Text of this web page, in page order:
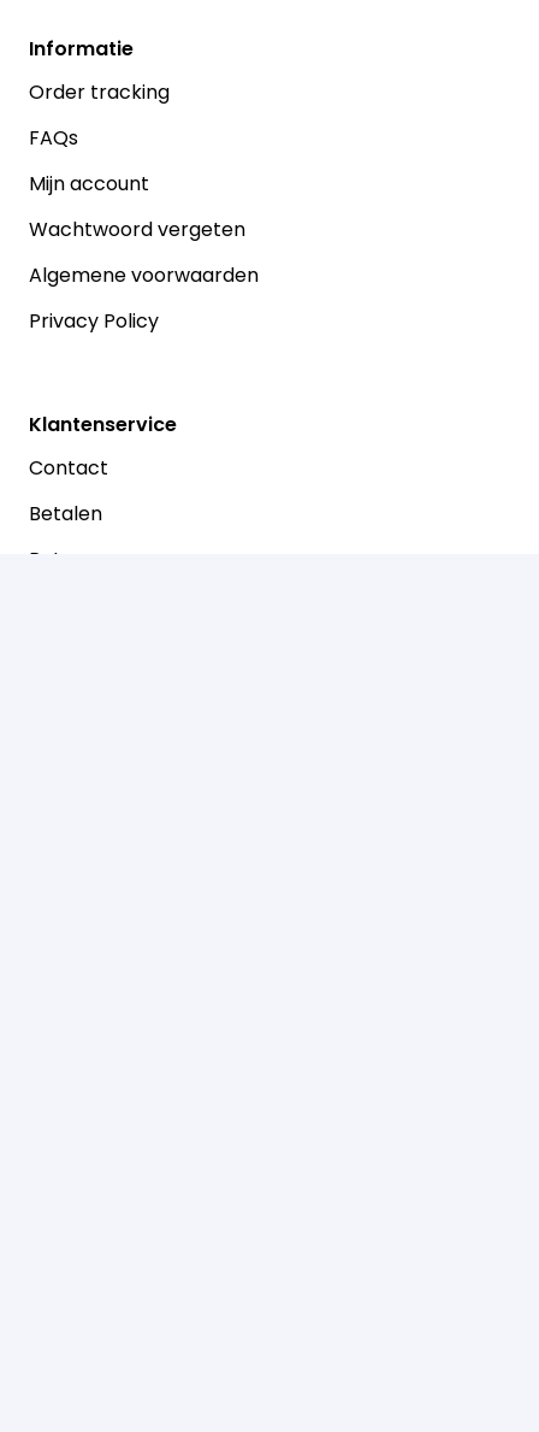
Informatie
Order tracking
FAQs
Mijn account
Wachtwoord vergeten
Algemene voorwaarden
Privacy Policy
Klantenservice
Contact
Betalen
Retouren